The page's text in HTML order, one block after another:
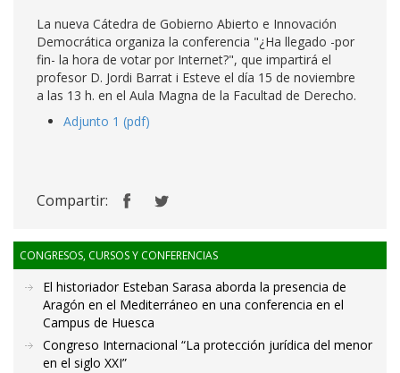
La nueva Cátedra de Gobierno Abierto e Innovación
Democrática organiza la conferencia "¿Ha llegado -por
fin- la hora de votar por Internet?", que impartirá el
profesor D. Jordi Barrat i Esteve el día 15 de noviembre
a las 13 h. en el Aula Magna de la Facultad de Derecho.
Adjunto 1 (pdf)
Compartir:
CONGRESOS, CURSOS Y CONFERENCIAS
El historiador Esteban Sarasa aborda la presencia de
Aragón en el Mediterráneo en una conferencia en el
Campus de Huesca
Congreso Internacional “La protección jurídica del menor
en el siglo XXI”